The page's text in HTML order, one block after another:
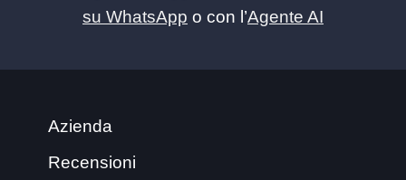
su WhatsApp o con l’Agente AI
Azienda
Recensioni